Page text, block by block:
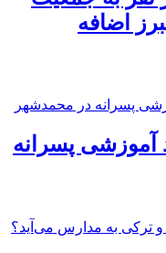
اضافه
آموزشی پسرانه